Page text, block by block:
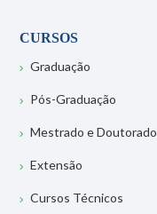
CURSOS
Graduação
Pós-Graduação
Mestrado e Doutorado
Extensão
Cursos Técnicos